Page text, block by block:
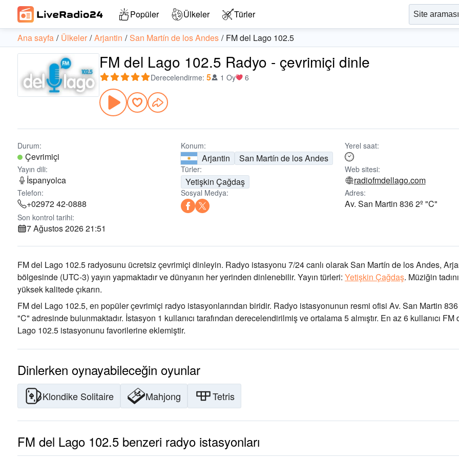
Popüler Ülkeler Türler
Ana sayfa Ülkeler Arjantin San Martín de los Andes FM del Lago 102.5
FM del Lago 102.5 Radyo - çevrimiçi dinle
Derecelendirme: 5 1 Oy 6
Durum:
Çevrimiçi
Konum:
Arjantin San Martín de los Andes
Yerel saat:
Yayın dili:
İspanyolca
Türler:
Yetişkin Çağdaş
Web sitesi:
radiofmdellago.com
Telefon:
+02972 42-0888
Sosyal Medya: Adres:
Av. San Martin 836 2º "C"
Son kontrol tarihi:
7 Ağustos 2026 21:51
FM del Lago 102.5 radyosunu ücretsiz çevrimiçi dinleyin. Radyo istasyonu 7/24 canlı olarakSan Martín de los Andes,
bölgesinde (UTC-3) yayın yapmaktadır ve dünyanın her yerinden dinlenebilir. Yayın türleri: Yetişkin Çağdaş. Müziğin tadını
yüksek kalitede çıkarın.
FM del Lago 102.5, en popüler çevrimiçi radyo istasyonlarından biridir. Radyo istasyonunun resmi ofisi Av. San Martin 836
"C" adresinde bulunmaktadır. İstasyon 1 kullanıcı tarafından derecelendirilmiş ve ortalama 5 almıştır. En az 6 kullanıcı FM
Lago 102.5 istasyonunu favorilerine eklemiştir.
Dinlerken oynayabileceğin oyunlar
Klondike Solitaire Mahjong Tetris
FM del Lago 102.5 benzeri radyo istasyonları